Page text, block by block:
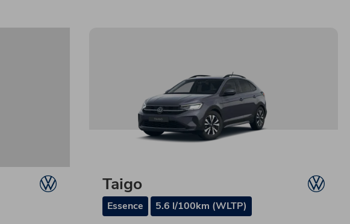
Taigo
Essence 5.6 l/100km (WLTP)